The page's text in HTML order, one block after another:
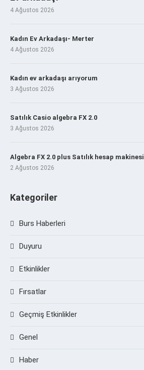
4 Ağustos 2026
Kadın Ev Arkadaşı- Merter
4 Ağustos 2026
Kadın ev arkadaşı arıyorum
3 Ağustos 2026
Satılık Casio algebra FX 2.0
3 Ağustos 2026
Algebra FX 2.0 plus Satılık hesap makinesi
2 Ağustos 2026
Kategoriler
Burs Haberleri
Duyuru
Etkinlikler
Fırsatlar
Geçmiş Etkinlikler
Genel
Haber